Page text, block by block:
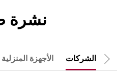
نشرة
الشركات الأجهزة المنزلية تمرير لليمين